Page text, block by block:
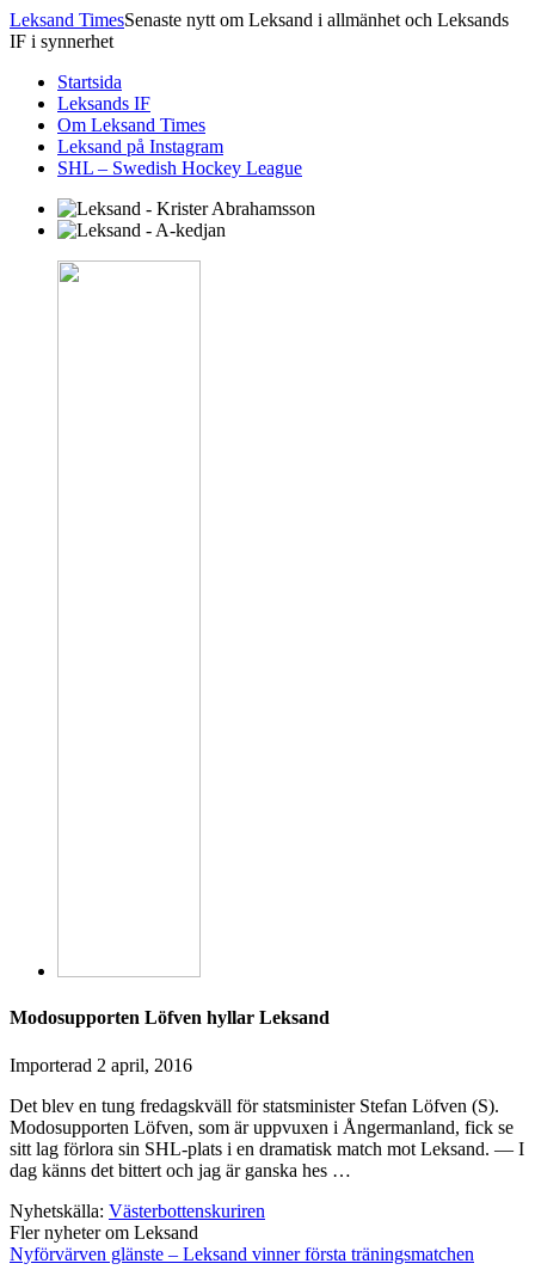
Leksand TimesSenaste nytt om Leksand i allmänhet och Leksands
IF i synnerhet
Startsida
Leksands IF
Om Leksand Times
Leksand på Instagram
SHL – Swedish Hockey League
Modosupporten Löfven hyllar Leksand
Importerad 2 april, 2016
Det blev en tung fredagskväll för statsminister Stefan Löfven (S).
Modosupporten Löfven, som är uppvuxen i Ångermanland, fick se
sitt lag förlora sin SHL-plats i en dramatisk match mot Leksand. — I
dag känns det bittert och jag är ganska hes …
Nyhetskälla: Västerbottenskuriren
Fler nyheter om Leksand
Nyförvärven glänste – Leksand vinner första träningsmatchen